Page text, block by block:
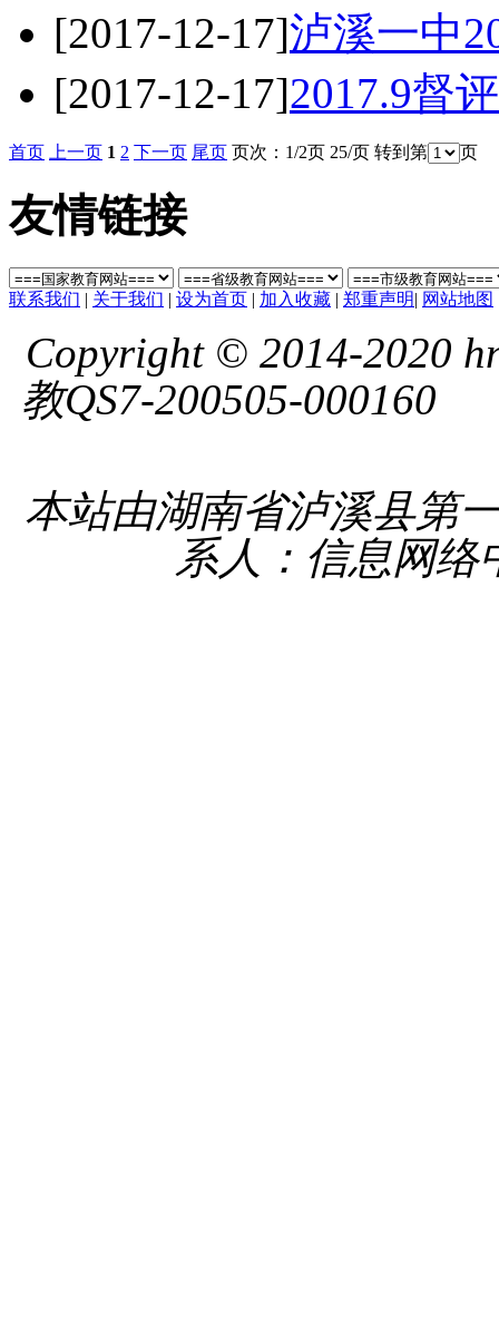
[2017-12-17]泸溪一中
[2017-12-17]2017.9督
首页 上一页 1 2 下一页 尾页 页次：1/2页 25/页 转到第 页
友情链接
联系我们 | 关于我们 | 设为首页 | 加入收藏 | 郑重声明| 网站地图
Copyright © 2014-2020
教QS7-200505-000160
本站由湖南省泸溪县第
系人：信息网络